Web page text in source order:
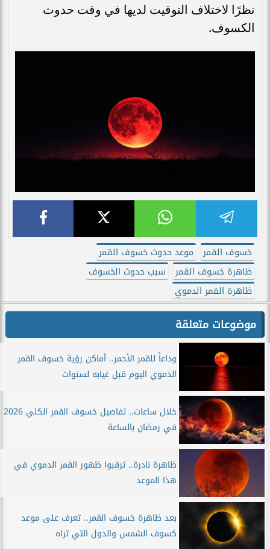
نظرًا لاختلاف التوقيت لديها في وقت حدوث
الكسوف.
خسوف القمر
موعد حدوث خسوف القمر
ظاهرة خسوف القمر
سبب حدوث الخسوف
ظاهرة القمر الدموي
موضوعات متعلقة
وداعاً للقمر الأحمر.. أماكن رؤية خسوف القمر
الدموي اليوم قبل غيابه لسنوات
خلال ساعات.. تفاصيل خسوف القمر الكلي 2026
في رمضان بالساعة
ظاهرة نادرة.. ترقبوا ظهور القمر الدموي في
هذا الموعد
بعد ظاهرة خسوف القمر.. تعرف على موعد
كسوف الشمس والدول التي تراه